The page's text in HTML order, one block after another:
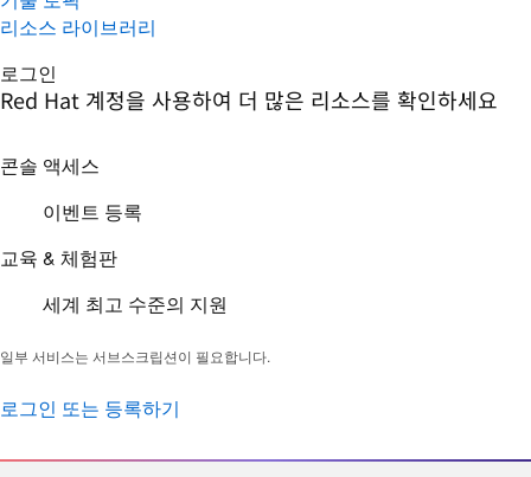
리소스 라이브러리
로그인
Red Hat 계정을 사용하여 더 많은 리소스를 확인하세요
콘솔 액세스
이벤트 등록
교육 & 체험판
세계 최고 수준의 지원
일부 서비스는 서브스크립션이 필요합니다.
로그인 또는 등록하기